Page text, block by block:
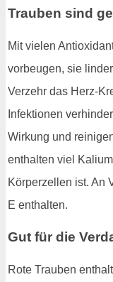
Trauben sind
Mit vielen
vorbeugen, sie
Verzehr das Herz-
Infektionen
Wirkung und
enthalten viel
Körperzellen ist. An
E enthalten.
Gut für die
Rote Trauben